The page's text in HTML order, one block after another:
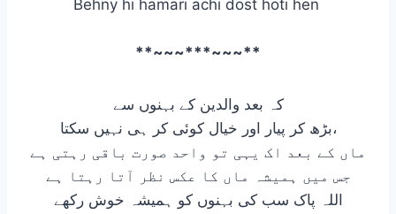
Behny hi hamari achi dost hoti hen
**~~~***~~~**
کہ بعد والدین کے بہنوں سے
بڑھ کر پیار اور خیال کوئی کر ہی نہیں سکتا،
ماں کے بعد اک یہی تو واحد صورت باقی رہتی ہے
جس میں ہمیشہ ماں کا عکس نظر آتا رہتا ہے
اللہ پاک سب کی بہنوں کو ہمیشہ خوش رکھے